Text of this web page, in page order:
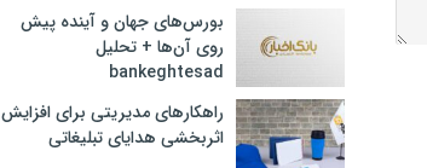
بورس‌های جهان و آینده پیش
روی آن‌ها + تحلیل
bankeghtesad
راهکارهای مدیریتی برای افزایش
اثربخشی هدایای تبلیغاتی